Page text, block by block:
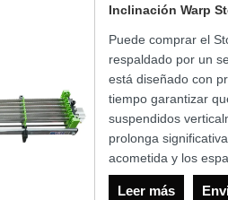
Inclinación Warp
Puede comprar el
respaldado por un
está diseñado con
tiempo garantizar
suspendidos
prolonga
acometida y los
Leer más